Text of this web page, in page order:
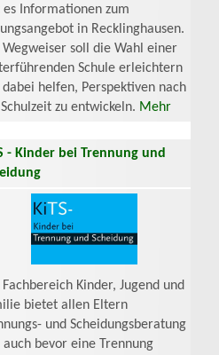
es Informationen zum
in Recklinghausen.
Wegweiser soll die Wahl einer
Schule erleichtern
dabei helfen, Perspektiven nach
zu entwickeln. Mehr
- Kinder bei Trennung und
Fachbereich Kinder, Jugend und
bietet allen Eltern
und Scheidungsberatung
auch bevor eine Trennung